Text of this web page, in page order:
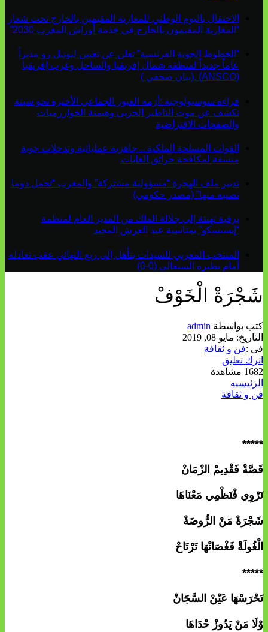
الاحتفال باليوم الوطني للمغاربة المقيمين بالخارج تحت شعار
“المغاربة المقيمون بالخارج في خدمة أوراش المغرب 2030”
“الخطوط الجوية الفرنسية” تعلن عن تعيين ليونيل رو مديراً
عاماً جديداً لمنطقة شمال إفريقيا والساحل وغرب إفريقيا
(ANSCO) .(بيان صحفي )
قراءة سوسيولوجية :أزمة العبور الجماعي الأخيرة نحو سبتة
تكشف عن موت التاطير الحزبي وهيمنة الخوارزميات
والصفحات الافتراضية
القوات المسلحة الملكية .. جاهزية عملياتية وتدخلات جوية
منسقة لمكافحة حرائق الغابات
تدبير ملف الهجرة “مسؤولية مشتركة” والمغرب “تحمل دوما
نصيبه منها” (مصدر حكومي)
برقية تهنئة إلى جلالة الملك من المدير العام لمنظمة
“إيسيسكو” بمناسبة عيد العرش المجيد
المنتخب المغربي للسيدات يتأهل إلى ربع النهائي عقب تعادله
أمام نظيره السنغالي (0-0)
شَجْرَةْ الْخَوْفْ
كتب بواسطة admin
التاريخ: مايو 08, 2019
فى :فن و ثقافة
اترك تعليق
1682 مشاهدة
الرئيسيه
فن و ثقافة
*****
قَصَّةْ فَقْدِيمْ الزْمَانْ
نَرْوِي فْنَظْمِي مَعْنَاهَا
شَجْرَةْ مَنْ الرُّوضَةْ
الْغُولَةْ فَغْصَانْهَا تَرْتَاحْ
*****
تَحْرَسْهَا عَيْنْ السَّجَانْ
وْلَا مَنْ يَدُوزْ حْدَاهَا